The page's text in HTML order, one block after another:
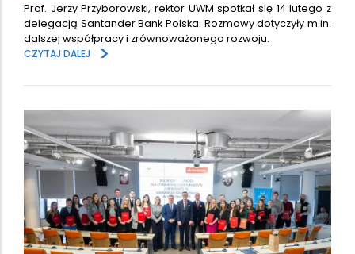
Prof. Jerzy Przyborowski, rektor UWM spotkał się 14 lutego z
delegacją Santander Bank Polska. Rozmowy dotyczyły m.in.
dalszej współpracy i zrównoważonego rozwoju.
CZYTAJ DALEJ
>